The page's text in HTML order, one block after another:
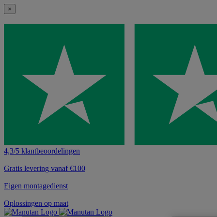
×
4,3/5 klantbeoordelingen
Gratis levering vanaf €100
Eigen montagedienst
Oplossingen op maat